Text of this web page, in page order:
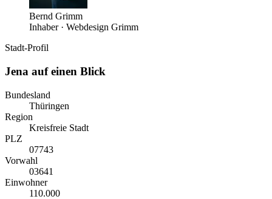
Bernd Grimm
Inhaber · Webdesign Grimm
Stadt-Profil
Jena auf einen Blick
Bundesland
Thüringen
Region
Kreisfreie Stadt
PLZ
07743
Vorwahl
03641
Einwohner
110.000